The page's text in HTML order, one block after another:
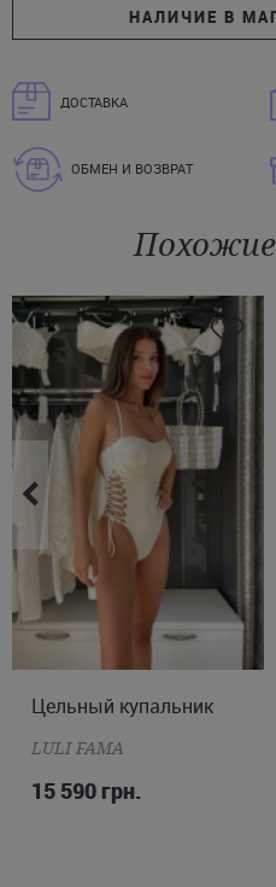
НАЛИЧИЕ В
ДОСТАВКА
ОБМЕН И ВОЗВРАТ
S M
Цельный купальник
LULI FAMA
15 590 грн.